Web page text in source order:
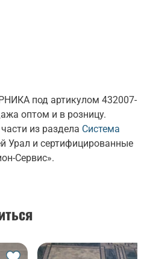
под артикулом 432007-
оптом и в розницу.
из раздела Система
Урал и сертифицированные
Сервис».